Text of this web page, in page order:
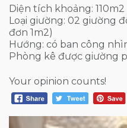
Diện tích khoảng: 110m2
Loại giường: 02 giường
đơn 1m2)
Hướng: có ban công
Phòng kê được giường
Your opinion counts!